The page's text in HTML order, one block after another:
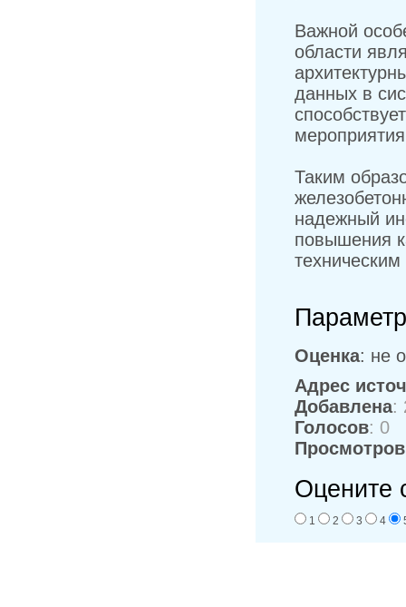
Важной
области
данных в
Таким
надежный
повышения
Оценка: не
Адрес
Добавлена:
Голосов: 0
Просмотров
Оцените
1 2 3 4